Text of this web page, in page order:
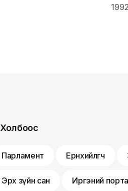
1992
Холбоос
Парламент Ерөнхийлөгч
Эрх зүйн сан Иргэний